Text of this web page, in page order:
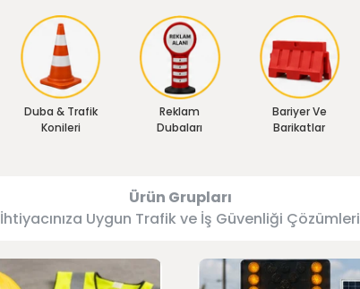
Duba & Trafik
Konileri
Reklam
Dubaları
Bariyer Ve
Barikatlar
Ürün Grupları
İhtiyacınıza Uygun Trafik ve İş Güvenliği Çözümleri